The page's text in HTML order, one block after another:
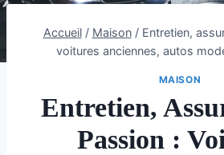
Accueil / Maison / Entretien,
voitures anciennes, autos
MAISON
Entretien,
Passion :